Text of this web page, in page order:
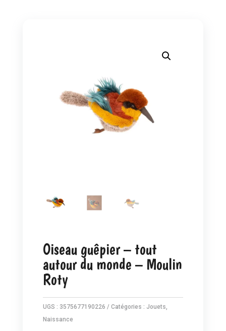
Oiseau guêpier – tout
autour du monde – Moulin
Roty
UGS : 3575677190226 Catégories : Jouets
Naissance